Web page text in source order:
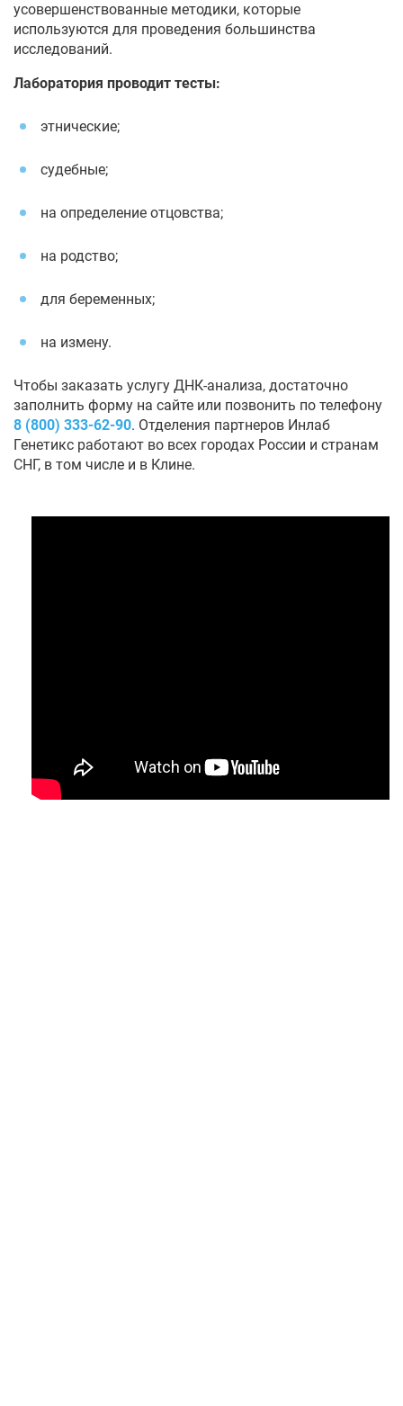
усовершенствованные методики, которые
используются для проведения большинства
исследований.
Лаборатория проводит тесты:
этнические;
судебные;
на определение отцовства;
на родство;
для беременных;
на измену.
Чтобы заказать услугу ДНК-анализа, достаточно
заполнить форму на сайте или позвонить по телефону
8 (800) 333-62-90. Отделения партнеров Инлаб
Генетикс работают во всех городах России и странам
СНГ, в том числе и в Клине.